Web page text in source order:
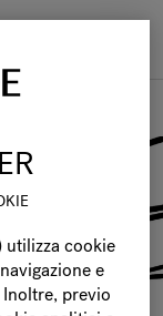
utilizza cookie
e
Inoltre, previo